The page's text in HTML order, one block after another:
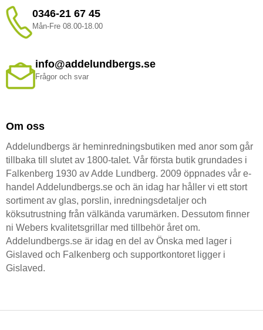
0346-21 67 45
Mån-Fre 08.00-18.00
info@addelundbergs.se
Frågor och svar
Om oss
Addelundbergs är heminredningsbutiken med anor som går
tillbaka till slutet av 1800-talet. Vår första butik grundades i
Falkenberg 1930 av Adde Lundberg. 2009 öppnades vår e-
handel Addelundbergs.se och än idag har håller vi ett stort
sortiment av glas, porslin, inredningsdetaljer och
köksutrustning från välkända varumärken. Dessutom finner
ni Webers kvalitetsgrillar med tillbehör året om.
Addelundbergs.se är idag en del av Önska med lager i
Gislaved och Falkenberg och supportkontoret ligger i
Gislaved.